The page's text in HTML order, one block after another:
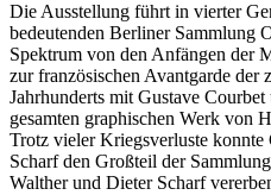
Die Ausstellung führt in vierter
bedeutenden Berliner Sammlung
Spektrum von den Anfängen der
zur französischen Avantgarde der
Jahrhunderts mit Gustave
gesamten graphischen Werk von
Trotz vieler Kriegsverluste konnte
Scharf den Großteil der
Walther und Dieter Scharf